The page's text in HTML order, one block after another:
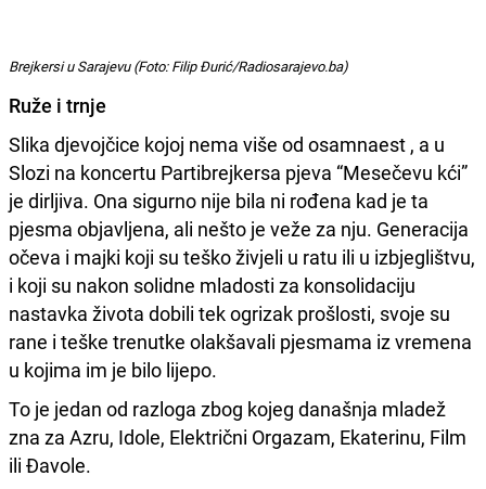
Brejkersi u Sarajevu (Foto: Filip Đurić/Radiosarajevo.ba)
Ruže i trnje
Slika djevojčice kojoj nema više od osamnaest , a u
Slozi na koncertu Partibrejkersa pjeva “Mesečevu kći”
je dirljiva. Ona sigurno nije bila ni rođena kad je ta
pjesma objavljena, ali nešto je veže za nju. Generacija
očeva i majki koji su teško živjeli u ratu ili u izbjeglištvu,
i koji su nakon solidne mladosti za konsolidaciju
nastavka života dobili tek ogrizak prošlosti, svoje su
rane i teške trenutke olakšavali pjesmama iz vremena
u kojima im je bilo lijepo.
To je jedan od razloga zbog kojeg današnja mladež
zna za Azru, Idole, Električni Orgazam, Ekaterinu, Film
ili Đavole.